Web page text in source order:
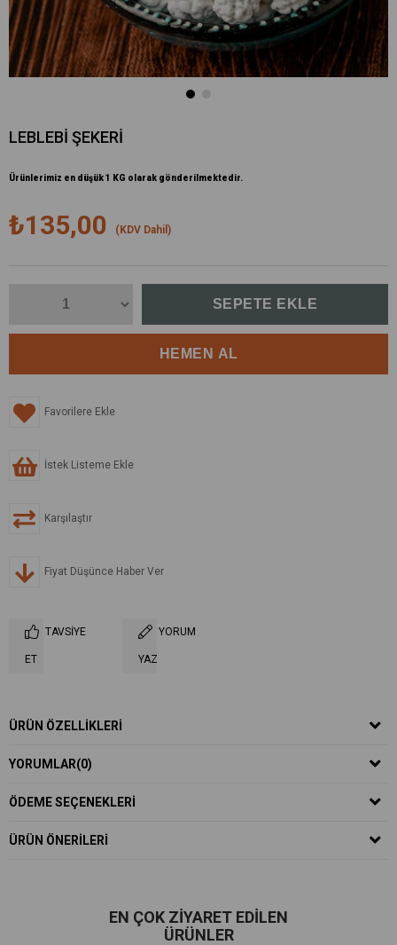
LEBLEBİ ŞEKERİ
Ürünlerimiz en düşük 1 KG olarak gönderilmektedir.
₺135,00 (KDV Dahil)
Favorilere Ekle
İstek Listeme Ekle
Karşılaştır
Fiyat Düşünce Haber Ver
TAVSIYE
ET
YORUM
YAZ
ÜRÜN ÖZELLIKLERI
YORUMLAR(0)
ÖDEME SEÇENEKLERI
ÜRÜN ÖNERILERI
EN ÇOK ZIYARET EDILEN
ÜRÜNLER